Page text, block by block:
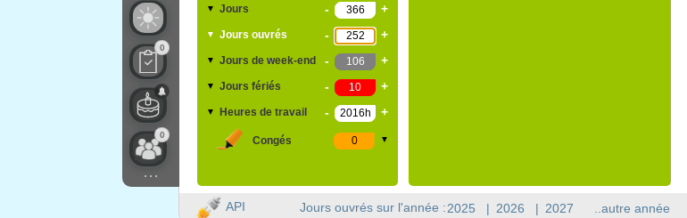
▼ Jours - +
▼ Jours ouvrés - +
▼ Jours de week-end - +
▼ Jours fériés - +
▼ Heures de travail - +
Congés ▼
0
0
...
Jours ouvrés sur l'année :2025 | 2026 | 2027 ..autre année
API